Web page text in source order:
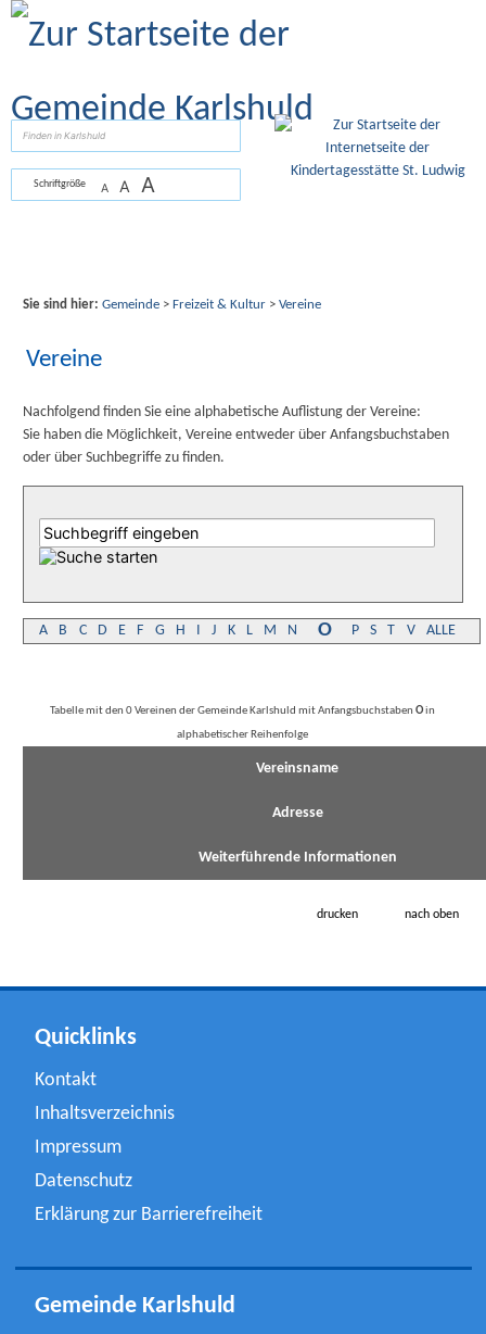
Zum Inhalt
Schriftgröße A A A
Sie sind hier: Gemeinde> Freizeit & Kultur> Vereine
Vereine
Nachfolgend finden Sie eine alphabetische Auflistung der Vereine:
Sie haben die Möglichkeit, Vereine entweder über Anfangsbuchstaben
oder über Suchbegriffe zu finden.
A B C D E F G H I J K L M N O P S T V ALLE
Tabelle mit den 0 Vereinen der Gemeinde Karlshuld mit AnfangsbuchstabenOin
alphabetischer Reihenfolge
Vereinsname
Adresse
Weiterführende Informationen
drucken nach oben
Quicklinks
Kontakt
Inhaltsverzeichnis
Impressum
Datenschutz
Erklärung zur Barrierefreiheit
Gemeinde Karlshuld